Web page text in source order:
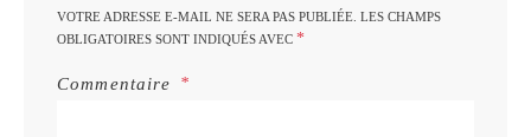
VOTRE ADRESSE E-MAIL NE SERA PAS PUBLIÉE. LES CHAMPS
OBLIGATOIRES SONT INDIQUÉS AVEC *
Commentaire